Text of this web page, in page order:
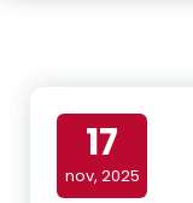
17
nov, 2025